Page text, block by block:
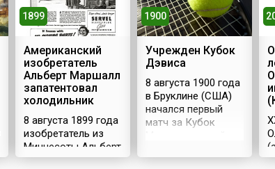
1899
Американский
изобретатель
Альберт Маршалл
запатентовал
холодильник
8 августа 1899 года
изобретатель из
Миннесоты Альберт
Маршалл
1900
Учрежден Кубок
Дэвиса
8 августа 1900 года
в Бруклине (США)
начался первый
матч за Кубок
тенниса. В награду